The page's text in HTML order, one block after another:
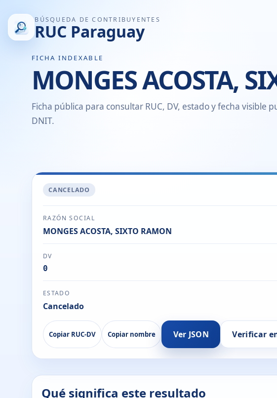
BÚSQUEDA DE CONTRIBUYENTES
RUC Paraguay
FICHA INDEXABLE
MONGES ACOSTA,
Ficha pública para consultar RUC, DV, estado y fecha visible
DNIT.
CANCELADO
RAZÓN SOCIAL
MONGES ACOSTA, SIXTO RAMON
DV
0
ESTADO
Cancelado
Copiar RUC-DV Copiar nombre Ver JSON Verificar
Qué significa este resultado